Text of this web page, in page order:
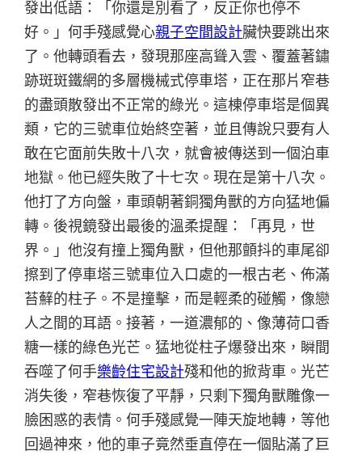
發出低語：「你還是別看了，反正你也停不
好。」何手殘感覺心親子空間設計臟快要跳出來
了。他轉頭看去，發現那座高聳入雲、覆蓋著鏽
跡斑斑鐵網的多層機械式停車塔，正在那片窄巷
的盡頭散發出不正常的綠光。這棟停車塔是個異
類，它的三號車位始終空著，並且傳說只要有人
敢在它面前失敗十八次，就會被傳送到一個泊車
地獄。他已經失敗了十七次。現在是第十八次。
他打了方向盤，車頭朝著銅獨角獸的方向猛地偏
轉。後視鏡發出最後的溫柔提醒：「再見，世
界。」他沒有撞上獨角獸，但他那顫抖的車尾卻
擦到了停車塔三號車位入口處的一根古老、佈滿
苔蘚的柱子。不是撞擊，而是輕柔的碰觸，像戀
人之間的耳語。接著，一道濃郁的、像薄荷口香
糖一樣的綠色光芒。猛地從柱子爆發出來，瞬間
吞噬了何手樂齡住宅設計殘和他的掀背車。光芒
消失後，窄巷恢復了平靜，只剩下獨角獸雕像一
臉困惑的表情。何手殘感覺一陣天旋地轉，等他
回過神來，他的車子竟然垂直停在一個貼滿了巨